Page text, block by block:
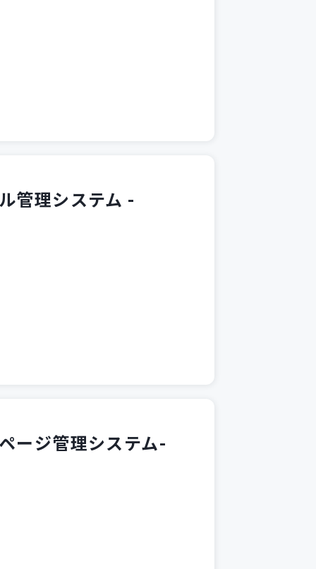
管理システム -
ージ管理システム-